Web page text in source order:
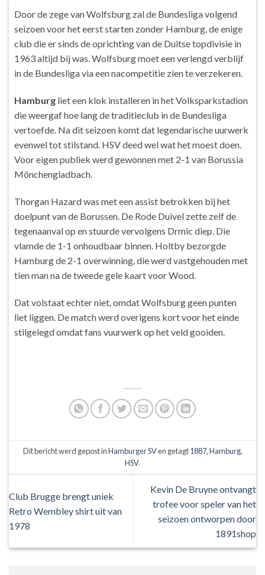
Door de zege van Wolfsburg zal de Bundesliga volgend
seizoen voor het eerst starten zonder Hamburg, de enige
club die er sinds de oprichting van de Duitse topdivisie in
1963 altijd bij was. Wolfsburg moet een verlengd verblijf
in de Bundesliga via een nacompetitie zien te verzekeren.
Hamburg liet een klok installeren in het Volksparkstadion
die weergaf hoe lang de traditieclub in de Bundesliga
vertoefde. Na dit seizoen komt dat legendarische uurwerk
evenwel tot stilstand. HSV deed wel wat het moest doen.
Voor eigen publiek werd gewonnen met 2-1 van Borussia
Mönchengladbach.
Thorgan Hazard was met een assist betrokken bij het
doelpunt van de Borussen. De Rode Duivel zette zelf de
tegenaanval op en stuurde vervolgens Drmic diep. Die
vlamde de 1-1 onhoudbaar binnen. Holtby bezorgde
Hamburg de 2-1 overwinning, die werd vastgehouden met
tien man na de tweede gele kaart voor Wood.
Dat volstaat echter niet, omdat Wolfsburg geen punten
liet liggen. De match werd overigens kort voor het einde
stilgelegd omdat fans vuurwerk op het veld gooiden.
Dit bericht werd gepost inHamburger SVen getagt1887,Hamburg,
HSV.
Club Brugge brengt uniek
Retro Wembley shirt uit van
1978
Kevin De Bruyne ontvangt
trofee voor speler van het
seizoen ontworpen door
1891shop